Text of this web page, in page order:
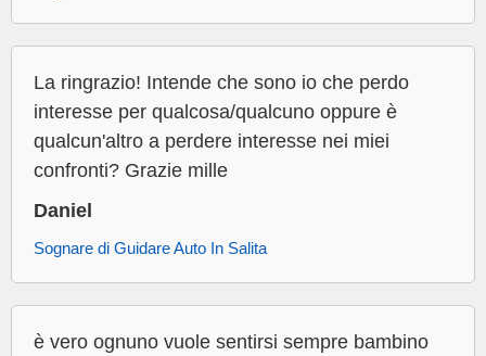
La ringrazio! Intende che sono io che perdo
interesse per qualcosa/qualcuno oppure è
qualcun'altro a perdere interesse nei miei
confronti? Grazie mille
Daniel
Sognare di Guidare Auto In Salita
è vero ognuno vuole sentirsi sempre bambino